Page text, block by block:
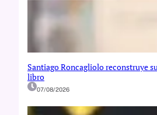
Santiago Roncagliolo reconstruye
libro
07/08/2026